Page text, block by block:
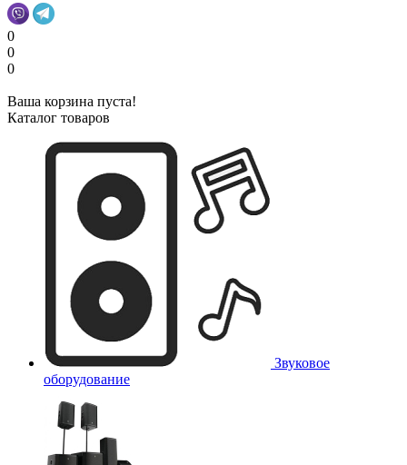
0
0
0
Ваша корзина пуста!
Каталог товаров
Звуковое
оборудование